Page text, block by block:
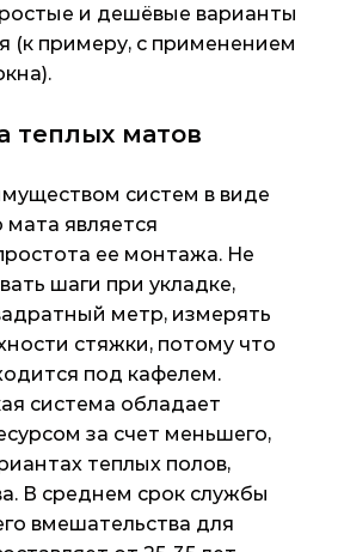
и дешёвые варианты
(к примеру, с применением
теплых матов
систем в виде
мата является
ее монтажа. Не
шаги при укладке,
метр, измерять
стяжки, потому что
под кафелем.
система обладает
за счет меньшего,
теплых полов,
В среднем срок службы
вмешательства для